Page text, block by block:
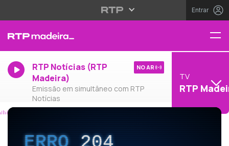
Entrar
RTP Notícias (RTP
Madeira)
Emissão em simultâneo com RTP
Notícias
NO AR
TV
RTP